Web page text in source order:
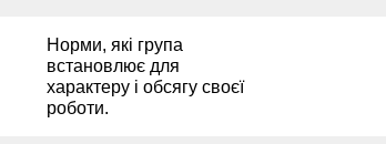
Норми, які група
встановлює для
характеру і обсягу своєї
роботи.